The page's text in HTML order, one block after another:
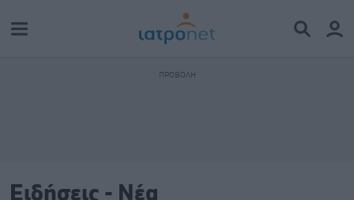
Ειδήσεις - Νέα